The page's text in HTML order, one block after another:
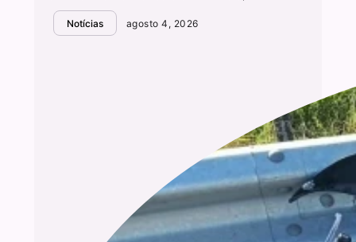
Notícias agosto 4, 2026